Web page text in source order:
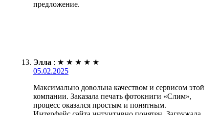
предложение.
Элла : ★ ★ ★ ★ ★
05.02.2025
Максимально довольна качеством и сервисом этой
компании. Заказала печать фотокниги «Слим»,
процесс оказался простым и понятным.